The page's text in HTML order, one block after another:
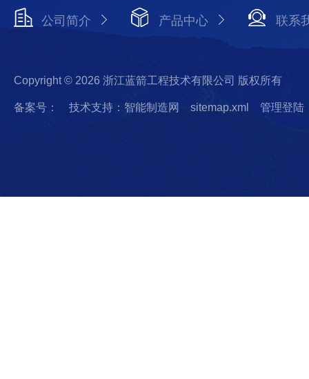
公司简介 产品中心 联系
Copyright © 2026 浙江蓝箭工程技术有限公司 版权所有
备案号： 技术支持：智能制造网 sitemap.xml 管理登陆